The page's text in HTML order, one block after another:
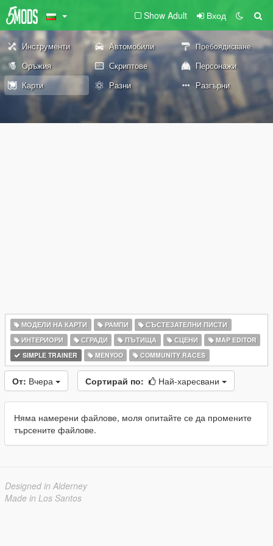
Show Adult Вход
Инструменти Автомобили Пребоядисване
Оръжия Скриптове
Персонажи
Карти
Разни Разгърни
МОДЕЛИ НА КАРТИ РАМПИ
СЪСТЕЗАТЕЛНИ ПИСТИ
ИНТЕРИОРИ
СГРАДИ ПЪТИЩА СЦЕНИ
MAP EDITOR
SIMPLE TRAINER
MENYOO COMMUNITY RACES
От: Вчера Сортирай по: Най-харесвани
Няма намерени файлове, моля опитайте се да промените
търсените файлове.
Designed in Alderney
Made in Los Santos